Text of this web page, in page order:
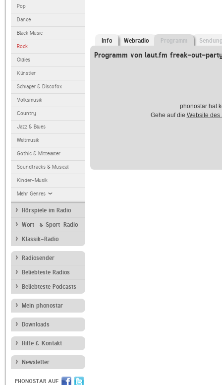
Pop
Dance
Black Music
Rock
Oldies
Künstler
Schlager & Discofox
Volksmusik
Country
Jazz & Blues
Weltmusik
Gothic & Mittelalter
Soundtracks & Musical
Kinder-Musik
Mehr Genres
Hörspiele im Radio
Wort- & Sport-Radio
Klassik-Radio
Radiosender
Beliebteste Radios
Beliebteste Podcasts
Mein phonostar
Downloads
Hilfe & Kontakt
Newsletter
PHONOSTAR AUF
Info Webradio Programm
Programm von laut.fm freak-out-
phonostar hat
Gehe auf die Website des